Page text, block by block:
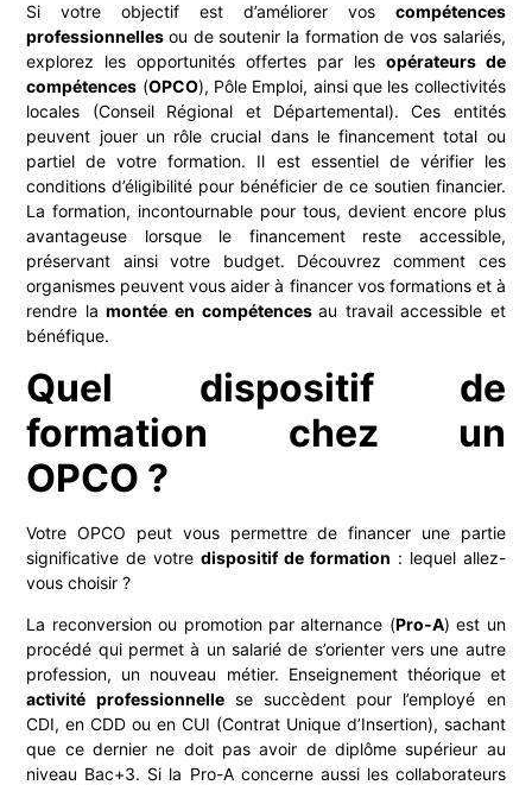
Si votre objectif est d’améliorer vos compétences
professionnelles ou de soutenir la formation de vos salariés,
explorez les opportunités offertes par les opérateurs de
compétences (OPCO), Pôle Emploi, ainsi que les collectivités
locales (Conseil Régional et Départemental). Ces entités
peuvent jouer un rôle crucial dans le financement total ou
partiel de votre formation. Il est essentiel de vérifier les
conditions d’éligibilité pour bénéficier de ce soutien financier.
La formation, incontournable pour tous, devient encore plus
avantageuse lorsque le financement reste accessible,
préservant ainsi votre budget. Découvrez comment ces
organismes peuvent vous aider à financer vos formations et à
rendre lamontée en compétencesau travail accessible et
bénéfique.
Quel dispositif de
formation chez un
OPCO ?
Votre OPCO peut vous permettre de financer une partie
significative de votredispositif de formation : lequel allez-
vous choisir ?
La reconversion ou promotion par alternance (Pro-A) est un
procédé qui permet à un salarié de s’orienter vers une autre
profession, un nouveau métier. Enseignement théorique et
activité professionnellese succèdent pour l’employé en
CDI, en CDD ou en CUI (Contrat Unique d’Insertion), sachant
que ce dernier ne doit pas avoir de diplôme supérieur au
niveau Bac+3. Si la Pro-A concerne aussi les collaborateurs